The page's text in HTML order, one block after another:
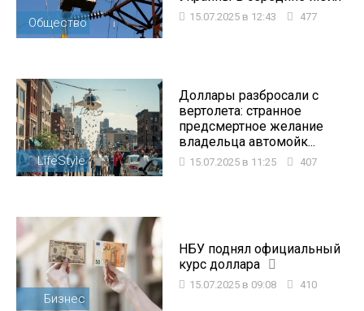
Общество 15.07.2025 в 12:43 477
LifeStyle
Доллары разбросали с
вертолета: странное
предсмертное желание
владельца автомойк...
15.07.2025 в 11:25 407
Бизнес
НБУ поднял официальный
курс доллара
15.07.2025 в 09:08 410